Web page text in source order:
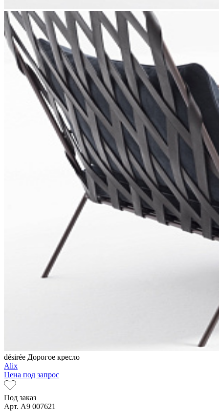
désirée Дорогое кресло
Alix
Цена под запрос
Под заказ
Арт. A9 007621